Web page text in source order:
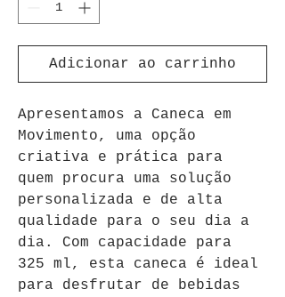
Adicionar ao carrinho
Apresentamos a Caneca em
Movimento, uma opção
criativa e prática para
quem procura uma solução
personalizada e de alta
qualidade para o seu dia a
dia. Com capacidade para
325 ml, esta caneca é ideal
para desfrutar de bebidas